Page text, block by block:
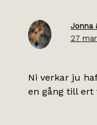
Jonna
27
Ni verkar ju
en gång till ert